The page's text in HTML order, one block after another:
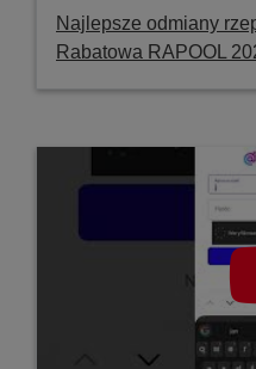
Najlepsze odmiany
Rabatowa RAPOOL